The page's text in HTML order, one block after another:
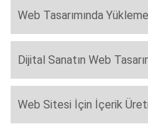
Web Tasarımında
Dijital Sanatın Web
Web Sitesi İçin İçerik